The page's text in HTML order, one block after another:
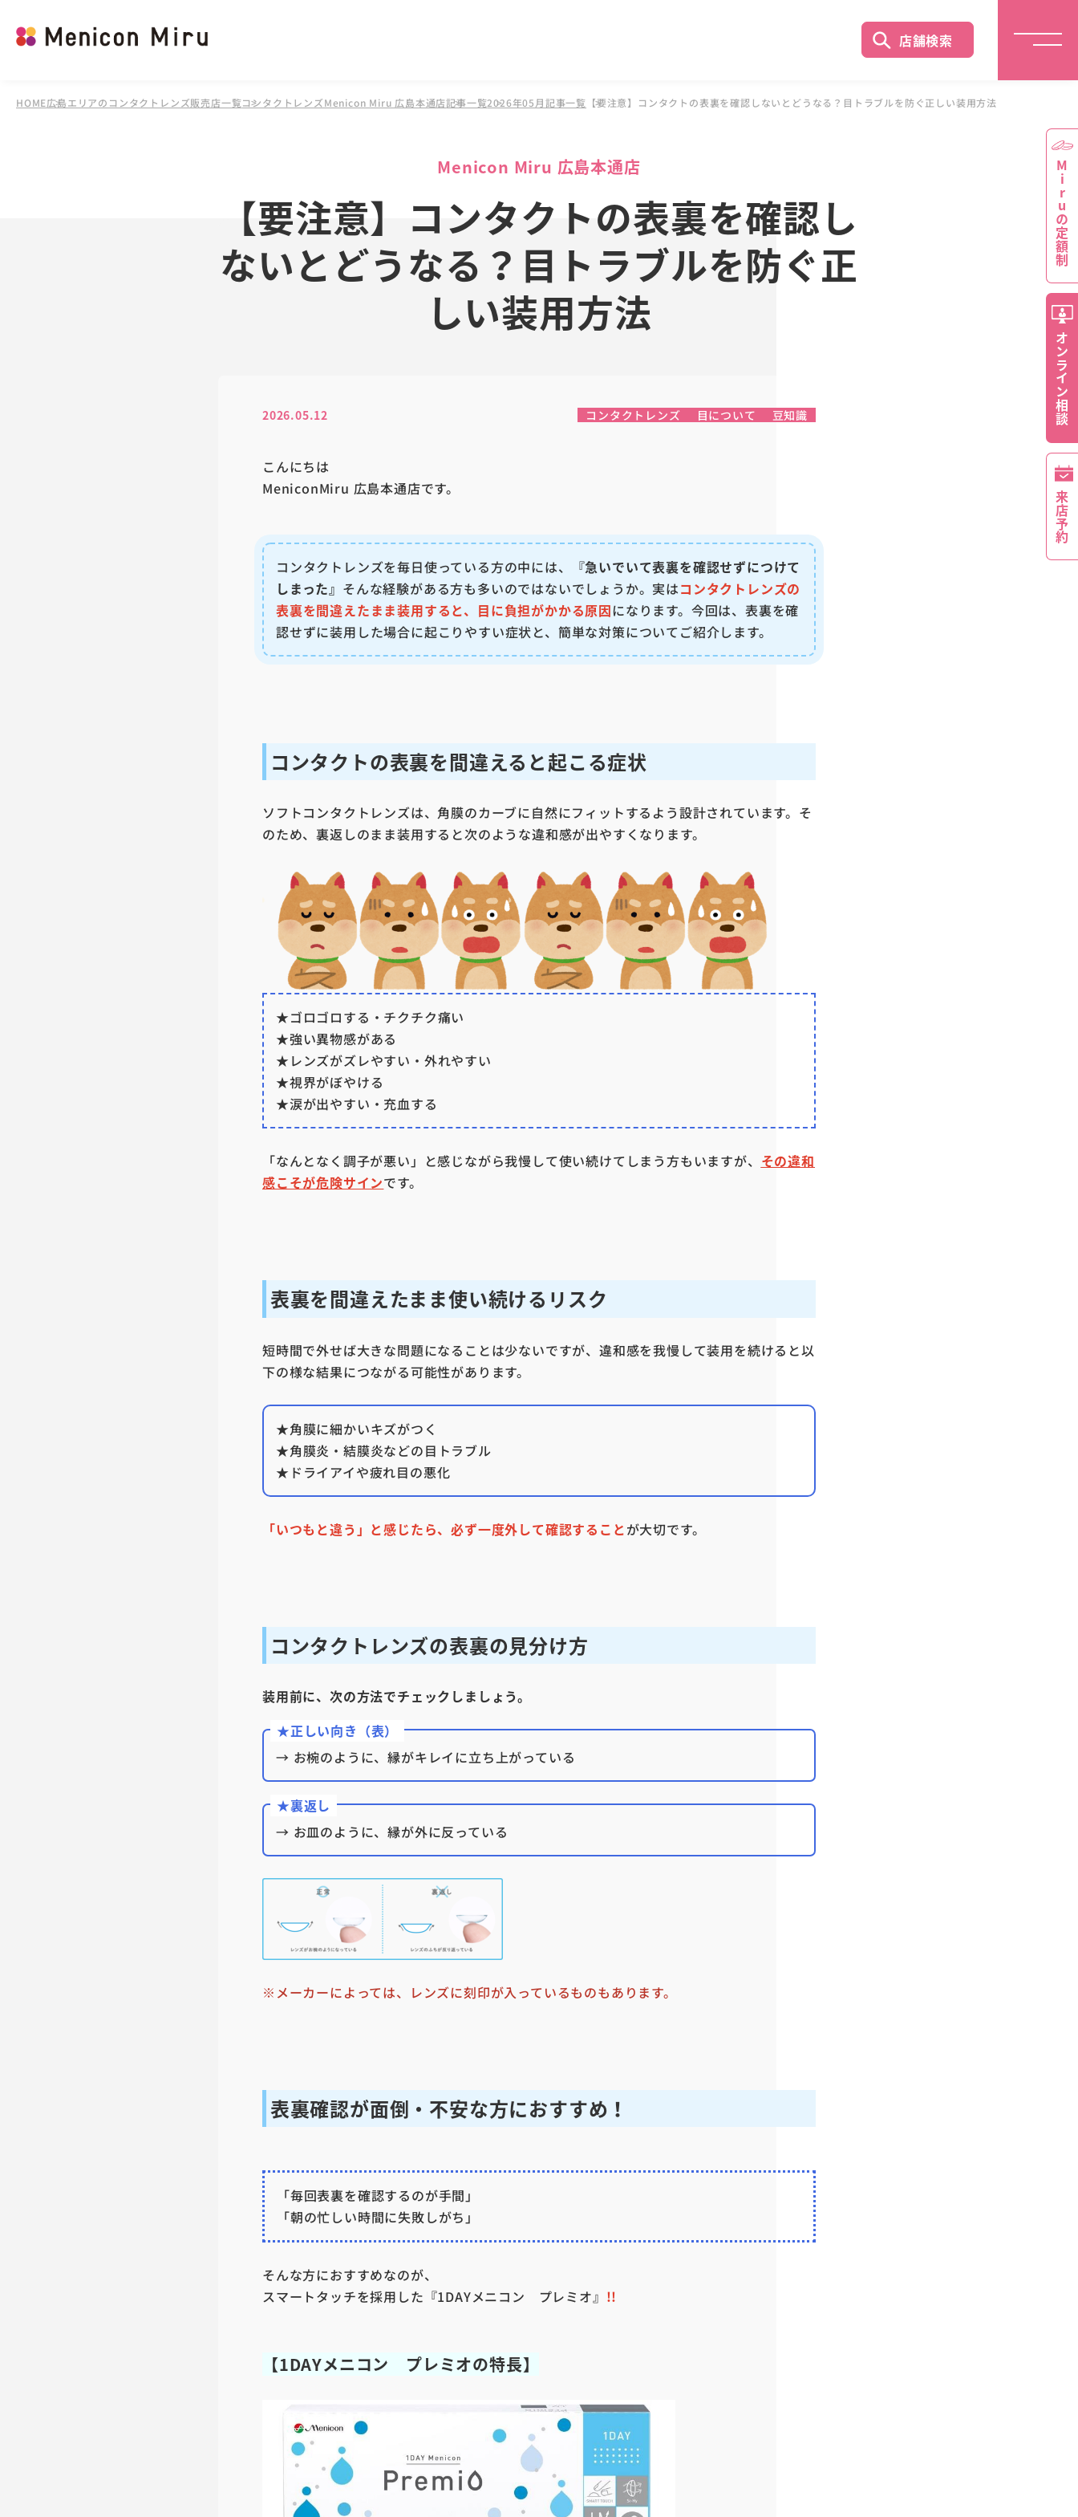
店舗検索
HOME広島エリアのコンタクトレンズ販売店一覧コンタクトレンズMenicon Miru 広島本通店記事一覧2026年05月記事一覧 【要注意】コンタクトの表裏を確認しないとどうなる？目トラブルを防ぐ正しい装用方法
Menicon Miru 広島本通店
【要注意】コンタクトの表裏を確認し
ないとどうなる？目トラブルを防ぐ正
しい装用方法
2026.05.12 コンタクトレンズ 目について 豆知識
こんにちは
MeniconMiru 広島本通店です。
コンタクトレンズを毎日使っている方の中には、『急いでいて表裏を確認せずにつけて
しまった』 そんな経験がある方も多いのではないでしょうか。実はコンタクトレンズの
表裏を間違えたまま装用すると、目に負担がかかる原因になります。今回は、表裏を確
認せずに装用した場合に起こりやすい症状と、簡単な対策についてご紹介します。
コンタクトの表裏を間違えると起こる症状
ソフトコンタクトレンズは、角膜のカーブに自然にフィットするよう設計されています。そ
のため、裏返しのまま装用すると次のような違和感が出やすくなります。
★ゴロゴロする・チクチク痛い
★強い異物感がある
★レンズがズレやすい・外れやすい
★視界がぼやける
★涙が出やすい・充血する
「なんとなく調子が悪い」と感じながら我慢して使い続けてしまう方もいますが、 その違和
感こそが危険サインです。
表裏を間違えたまま使い続けるリスク
短時間で外せば大きな問題になることは少ないですが、違和感を我慢して装用を続けると以
下の様な結果につながる可能性があります。
★角膜に細かいキズがつく
★角膜炎・結膜炎などの目トラブル
★ドライアイや疲れ目の悪化
「いつもと違う」と感じたら、必ず一度外して確認することが大切です。
コンタクトレンズの表裏の見分け方
装用前に、次の方法でチェックしましょう。
★正しい向き（表）
→ お椀のように、縁がキレイに立ち上がっている
★裏返し
→ お皿のように、縁が外に反っている
※メーカーによっては、レンズに刻印が入っているものもあります。
表裏確認が面倒・不安な方におすすめ！
「毎回表裏を確認するのが手間」
「朝の忙しい時間に失敗しがち」
そんな方におすすめなのが、
スマートタッチを採用した『1DAYメニコン プレミオ』 !!
【1DAYメニコン プレミオの特長】
Miruの定額制
オンライン相談
来店予約